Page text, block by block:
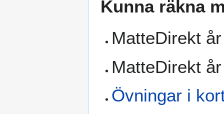
Kunna räkna
MatteDirekt
MatteDirekt
Övningar i